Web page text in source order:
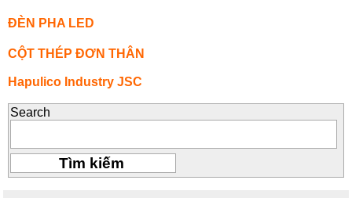
ĐÈN PHA LED
CỘT THÉP ĐƠN THÂN
Hapulico Industry JSC
Search